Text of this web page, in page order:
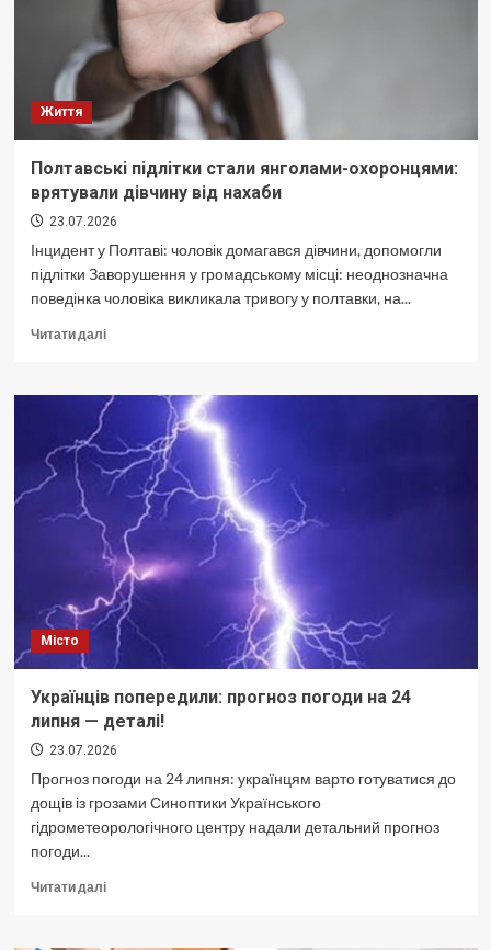
Життя
Полтавські підлітки стали янголами-охоронцями:
врятували дівчину від нахаби
23.07.2026
Інцидент у Полтаві: чоловік домагався дівчини, допомогли
підлітки Заворушення у громадському місці: неоднозначна
поведінка чоловіка викликала тривогу у полтавки, на...
Читати даліДокладніше
підлітки
стали
янголами-
охоронцями:
врятували
дівчину
нахаби
Місто
Українців попередили: прогноз погоди на 24
липня — деталі!
23.07.2026
Прогноз погоди на 24 липня: українцям варто готуватися до
дощів із грозами Синоптики Українського
гідрометеорологічного центру надали детальний прогноз
погоди...
Читати даліДокладніше
попередили: